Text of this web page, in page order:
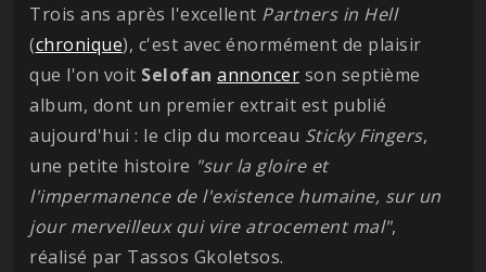
Trois ans après l'excellent Partners in Hell
(chronique), c'est avec énormément de plaisir
que l'on voit Selofan annoncer son septième
album, dont un premier extrait est publié
aujourd'hui : le clip du morceau Sticky Fingers,
une petite histoire "sur la gloire et
l'impermanence de l'existence humaine, sur un
jour merveilleux qui vire atrocement mal",
réalisé par Tassos Gkoletsos.